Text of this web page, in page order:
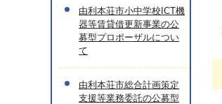
由利本荘市小中学校ICT機
器等賃貸借更新事業の公
募型プロポーザルについ
て
由利本荘市総合計画策定
支援等業務委託の公募型